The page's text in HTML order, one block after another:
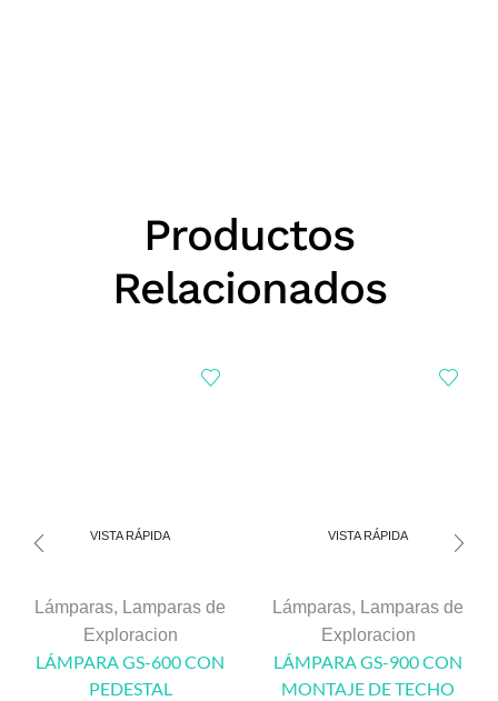
Productos
Relacionados
VISTA RÁPIDA
Lámparas, Lamparas de
Exploracion
LÁMPARA GS-600 CON
PEDESTAL
VISTA RÁPIDA
Lámparas, Lamparas de
Exploracion
LÁMPARA GS-900 CON
MONTAJE DE TECHO